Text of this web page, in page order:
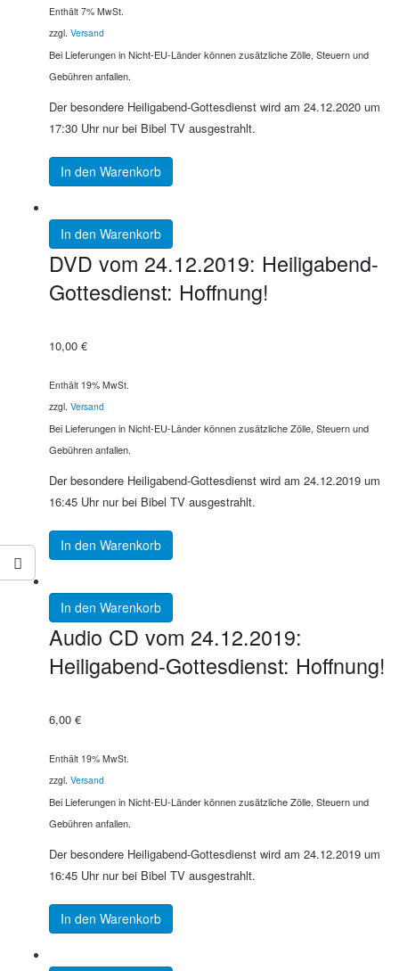
Enthält 7% MwSt.
zzgl. Versand
Bei Lieferungen in Nicht-EU-Länder können zusätzliche Zölle, Steuern und
Gebühren anfallen.
Der besondere Heiligabend-Gottesdienst wird am 24.12.2020 um
17:30 Uhr nur bei Bibel TV ausgestrahlt.
In den Warenkorb
In den Warenkorb
DVD vom 24.12.2019: Heiligabend-
Gottesdienst: Hoffnung!
10,00 €
Enthält 19% MwSt.
zzgl. Versand
Bei Lieferungen in Nicht-EU-Länder können zusätzliche Zölle, Steuern und
Gebühren anfallen.
Der besondere Heiligabend-Gottesdienst wird am 24.12.2019 um
16:45 Uhr nur bei Bibel TV ausgestrahlt.
In den Warenkorb
In den Warenkorb
Audio CD vom 24.12.2019:
Heiligabend-Gottesdienst: Hoffnung!
6,00 €
Enthält 19% MwSt.
zzgl. Versand
Bei Lieferungen in Nicht-EU-Länder können zusätzliche Zölle, Steuern und
Gebühren anfallen.
Der besondere Heiligabend-Gottesdienst wird am 24.12.2019 um
16:45 Uhr nur bei Bibel TV ausgestrahlt.
In den Warenkorb